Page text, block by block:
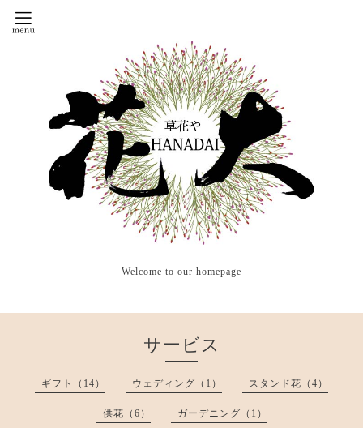
Welcome to our homepage
サービス
ギフト（14） ウェディング（1） スタンド花（4）
供花（6） ガーデニング（1）